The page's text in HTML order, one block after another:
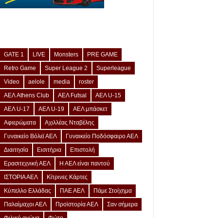
GATE 1 LIVE Monsters
PRE GAME
Retro Game
Super League 2
Superleague
Video
aelole media
roster
ΑΕΛ Athens Club
ΑΕΛ Futsal
ΑΕΛ U-15
ΑΕΛ U-17
ΑΕΛ U-19
ΑΕΛ μπάσκετ
Αφιερώματα
Αχιλλέας Νταβέλης
Γυναικείο Βόλεϊ ΑΕΛ
Γυναικείο Ποδόσφαιρο ΑΕΛ
Διαιτησία
Εισιτήρια
Επιστολή
Ερασιτεχνική ΑΕΛ
Η ΑΕΛ είναι παντού
ΙΣΤΟΡΙΑ ΑΕΛ
Κίτρινες Κάρτες
Κύπελλο Ελλάδας
ΠΑΕ ΑΕΛ
Πάμε Στοίχημα
Παλαίμαχοι ΑΕΛ
Προϊστορία ΑΕΛ
Σαν σήμερα